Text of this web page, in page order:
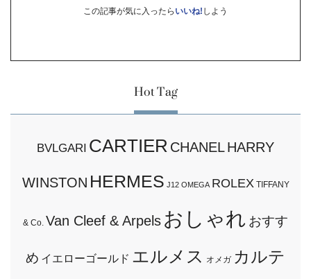
この記事が気に入ったら いいね! しよう
Hot Tag
BVLGARI CARTIER CHANELHARRY
WINSTON HERMES J12 OMEGA ROLEX TIFFANY
& Co. Van Cleef & Arpels おしゃれ おすす
め イエローゴールド エルメス オメガ カルテ